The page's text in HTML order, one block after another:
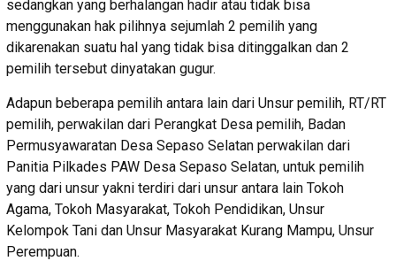
sedangkan yang berhalangan hadir atau tidak bisa
menggunakan hak pilihnya sejumlah 2 pemilih yang
dikarenakan suatu hal yang tidak bisa ditinggalkan dan 2
pemilih tersebut dinyatakan gugur.
Adapun beberapa pemilih antara lain dari Unsur pemilih, RT/RT
pemilih, perwakilan dari Perangkat Desa pemilih, Badan
Permusyawaratan Desa Sepaso Selatan perwakilan dari
Panitia Pilkades PAW Desa Sepaso Selatan, untuk pemilih
yang dari unsur yakni terdiri dari unsur antara lain Tokoh
Agama, Tokoh Masyarakat, Tokoh Pendidikan, Unsur
Kelompok Tani dan Unsur Masyarakat Kurang Mampu, Unsur
Perempuan.